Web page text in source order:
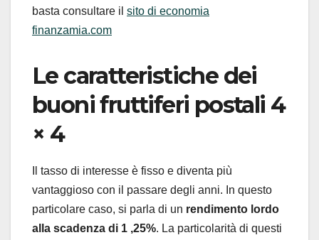
basta consultare il sito di economia
finanzamia.com
Le caratteristiche dei
buoni fruttiferi postali 4
× 4
Il tasso di interesse è fisso e diventa più
vantaggioso con il passare degli anni. In questo
particolare caso, si parla di un rendimento lordo
alla scadenza di 1 ,25%. La particolarità di questi